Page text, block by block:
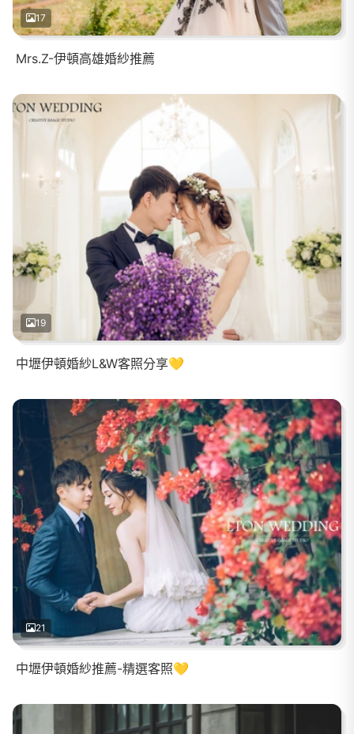
17
Mrs.Z-伊頓高雄婚紗推薦
19
中壢伊頓婚紗L&W客照分享💛
21
中壢伊頓婚紗推薦-精選客照💛